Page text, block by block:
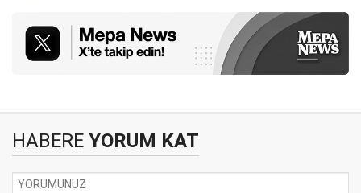
HABERE YORUM KAT